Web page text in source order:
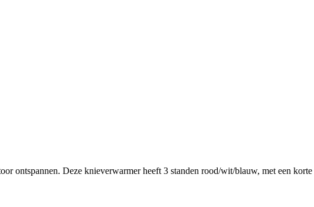
ontspannen. Deze knieverwarmer heeft 3 standen rood/wit/blauw, met een korte